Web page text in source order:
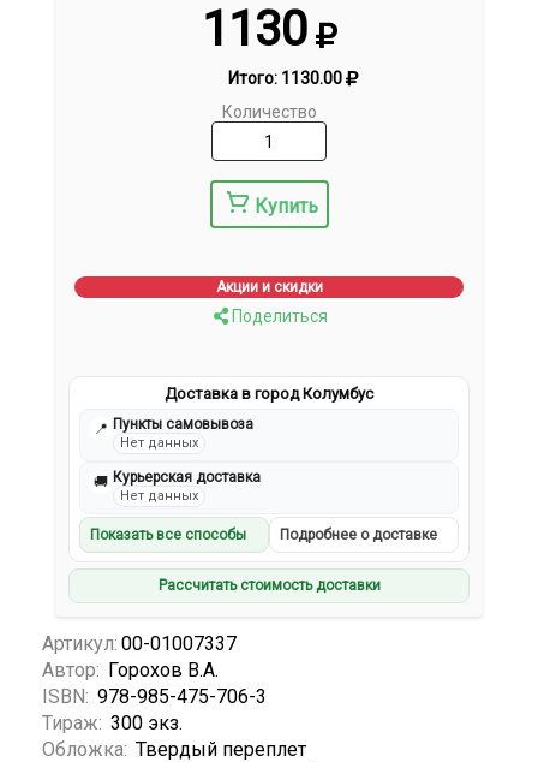
1130
Итого: 1130.00
Количество
Купить
Акции и скидки
Поделиться
Доставка в город Колумбус
📍 Пункты самовывоза
Нет данных
🚚 Курьерская доставка
Нет данных
Показать все способы Подробнее о доставке
Рассчитать стоимость доставки
Артикул: 00-01007337
Автор: Горохов В.А.
ISBN: 978-985-475-706-3
Тираж: 300 экз.
Обложка: Твердый переплет